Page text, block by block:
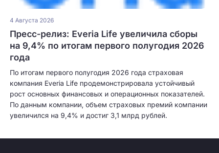
4 Августа 2026
Пресс-релиз: Everia Life увеличила сборы
на 9,4% по итогам первого полугодия 2026
года
По итогам первого полугодия 2026 года страховая
компания Everia Life продемонстрировала устойчивый
рост основных финансовых и операционных показателей.
По данным компании, объем страховых премий компании
увеличился на 9,4% и достиг 3,1 млрд рублей.